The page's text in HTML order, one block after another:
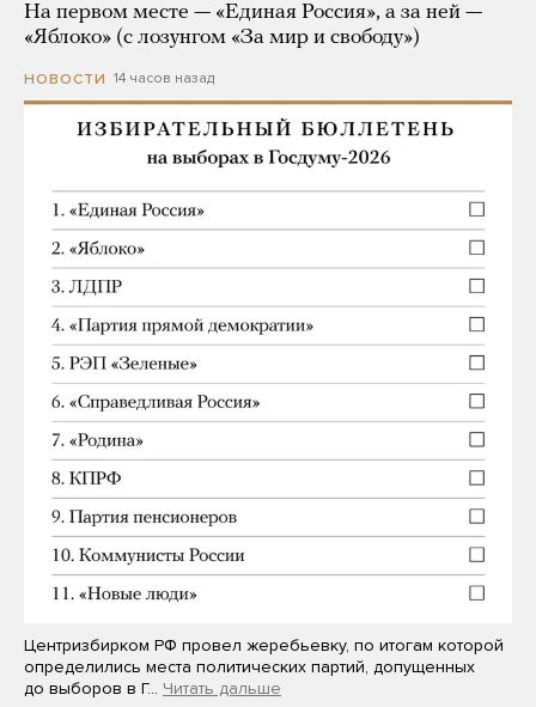
На первом месте — «Единая Россия», а за ней —
«Яблоко» (с лозунгом «За мир и свободу»)
НОВОСТИ 14 часов назад
Центризбирком РФ провел жеребьевку, по итогам которой
определились места политических партий, допущенных
до выборов в Г… Читать дальше